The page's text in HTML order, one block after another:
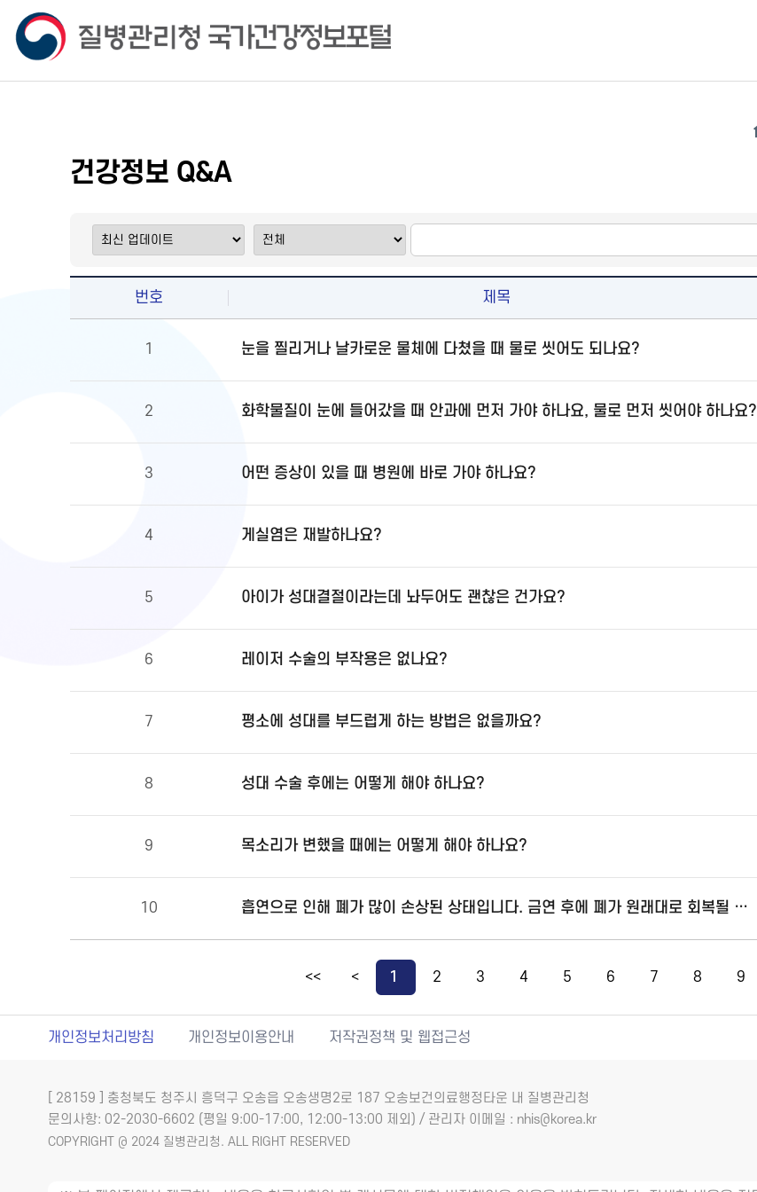
건강정보 Q&A
번호 제목
1 눈을 찔리거나 날카로운 물체에 다쳤을 때 물로 씻어도 되나요?
2 화학물질이 눈에 들어갔을 때 안과에 먼저 가야 하나요, 물로 먼저 씻어야 하나요?
3 어떤 증상이 있을 때 병원에 바로 가야 하나요?
4 게실염은 재발하나요?
5 아이가 성대결절이라는데 놔두어도 괜찮은 건가요?
6 레이저 수술의 부작용은 없나요?
7 평소에 성대를 부드럽게 하는 방법은 없을까요?
8 성대 수술 후에는 어떻게 해야 하나요?
9 목소리가 변했을 때에는 어떻게 해야 하나요?
10 흡연으로 인해 폐가 많이 손상된 상태입니다. 금연 후에 폐가 원래대로 회복될 수 있을까요?
<< < 1 2 3 4 5 6 7 8 9
개인정보처리방침 개인정보이용안내 저작권정책 및 웹접근성
[ 28159 ] 충청북도 청주시 흥덕구 오송읍 오송생명2로 187 오송보건의료행정타운 내 질병관리청
문의사항: 02-2030-6602 (평일 9:00-17:00, 12:00-13:00 제외) / 관리자 이메일 : nhis@korea.kr
COPYRIGHT @ 2024 질병관리청. ALL RIGHT RESERVED